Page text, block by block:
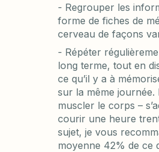
- Regrouper les
forme de fiches de
cerveau de façons
- Répéter
long terme, tout en
ce qu’il y a à
sur la même
muscler le corps –
courir une heure
sujet, je vous
moyenne 42% de ce